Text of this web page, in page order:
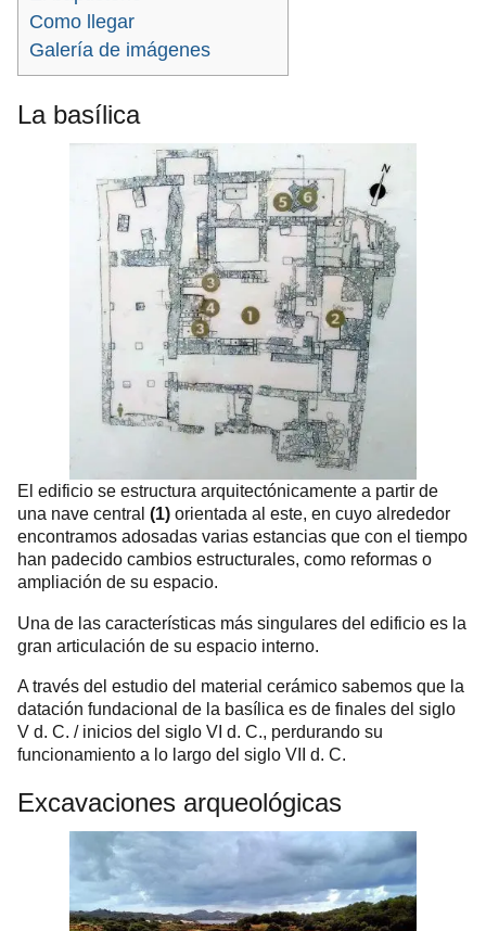
Como llegar
Galería de imágenes
La basílica
El edificio se estructura arquitectónicamente a partir de
una nave central (1) orientada al este, en cuyo alrededor
encontramos adosadas varias estancias que con el tiempo
han padecido cambios estructurales, como reformas o
ampliación de su espacio.
Una de las características más singulares del edificio es la
gran articulación de su espacio interno.
A través del estudio del material cerámico sabemos que la
datación fundacional de la basílica es de finales del siglo
V d. C. / inicios del siglo VI d. C., perdurando su
funcionamiento a lo largo del siglo VII d. C.
Excavaciones arqueológicas